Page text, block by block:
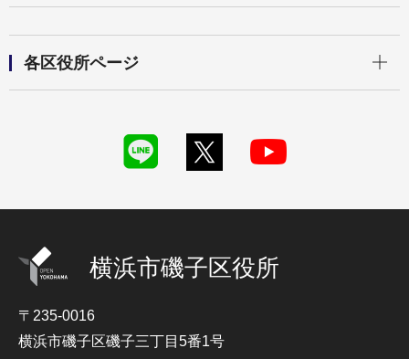
各区役所ページ
横浜市磯子区役所
〒235-0016
横浜市磯子区磯子三丁目5番1号